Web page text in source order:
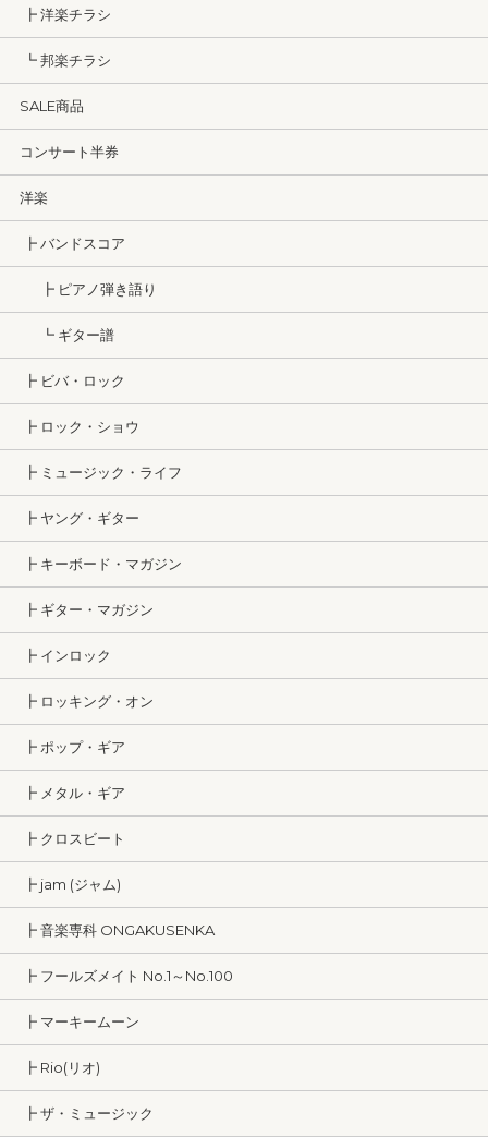
┣ 洋楽チラシ
┗ 邦楽チラシ
SALE商品
コンサート半券
洋楽
┣ バンドスコア
┣ ピアノ弾き語り
┗ ギター譜
┣ ビバ・ロック
┣ ロック・ショウ
┣ ミュージック・ライフ
┣ ヤング・ギター
┣ キーボード・マガジン
┣ ギター・マガジン
┣ インロック
┣ ロッキング・オン
┣ ポップ・ギア
┣ メタル・ギア
┣ クロスビート
┣ jam (ジャム)
┣ 音楽専科 ONGAKUSENKA
┣ フールズメイト No.1～No.100
┣ マーキームーン
┣ Rio(リオ)
┣ ザ・ミュージック